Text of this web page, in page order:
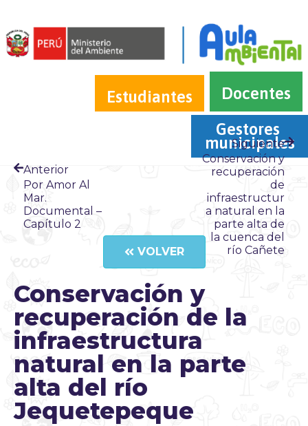
Estudiantes
Docentes
Gestores
municipales
Anterior
Por Amor Al
Mar.
Documental –
Capítulo 2
Siguiente
Conservación y
recuperación
de
infraestructur
a natural en la
parte alta de
la cuenca del
río Cañete
VOLVER
Conservación y
recuperación de la
infraestructura
natural en la parte
alta del río
Jequetepeque